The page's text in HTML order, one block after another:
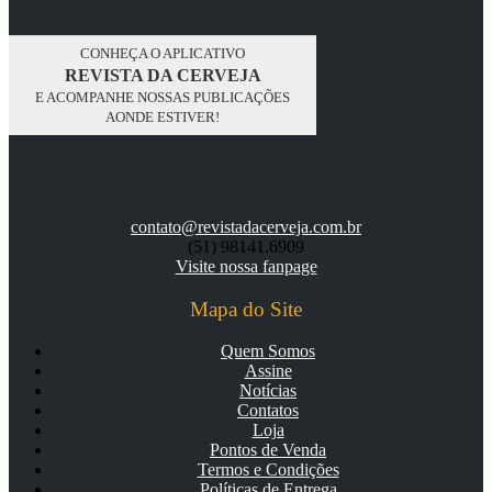
CONHEÇA O APLICATIVO
REVISTA DA CERVEJA
E ACOMPANHE NOSSAS PUBLICAÇÕES
AONDE ESTIVER!
contato@revistadacerveja.com.br
(51) 98141.6909
Visite nossa fanpage
Mapa do Site
Quem Somos
Assine
Notícias
Contatos
Loja
Pontos de Venda
Termos e Condições